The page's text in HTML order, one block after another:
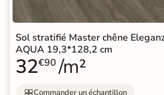
Sol stratifié Master chêne
AQUA 19,3*128,2 cm
32€90 /m²
Commander un échantillon